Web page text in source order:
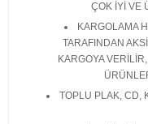
ÇOK İYİ VE
KARGOLAMA
TARAFINDAN
KARGOYA
TOPLU PLAK, CD,